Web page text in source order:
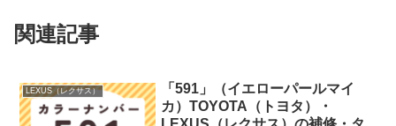
関連記事
LEXUS（レクサス）
「591」（イエローパールマイ
カ）TOYOTA（トヨタ）・